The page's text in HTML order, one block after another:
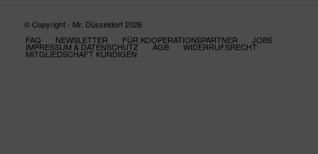
© Copyright - Mr. Düsseldorf 2026
FAQ
NEWSLETTER FÜR KOOPERATIONSPARTNER JOBS
IMPRESSUM & DATENSCHUTZ AGB WIDERRUFSRECHT
MITGLIEDSCHAFT KÜNDIGEN